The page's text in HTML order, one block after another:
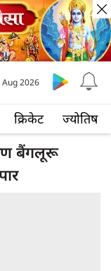
क्रिकेट ज्योतिष
Aug 2026
बैंगलूरू